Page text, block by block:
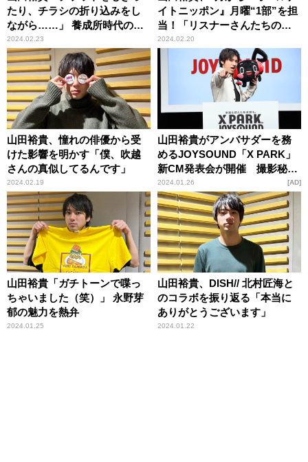
たり、チラシの折り込みをし
ながら……」 養成所時代の思
い出語る
2024.02.23
イトニッポン』月曜“1部”を担
当！「リスナーさんたちのお
かげで人生が変わっているよ
うな気がしています」
2024.02.20
山田裕貴、憧れの俳優から受
けた影響を明かす「僕、吹越
さんの真似してるんです」
2024.02.19
山田裕貴がアンバサダーを務
めるJOYSOUND「X PARK」
新CM発表会が開催 撮影秘話
やカラオケの“オハコ”を語る
様子をレポート
2024.01.26 AD
山田裕貴「ガチトーンで喋っ
ちゃいました（笑）」 永野芽
郁の魅力を熱弁
2024.01.25
山田裕貴、DISH// 北村匠海と
のコラボを振り返る「本当に
ありがとうございます」
2024.01.22